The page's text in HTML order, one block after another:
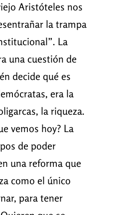
Aristóteles nos
la trampa
La
una cuestión de
decide qué es
era la
la riqueza.
vemos hoy? La
de poder
una reforma que
como el único
para tener